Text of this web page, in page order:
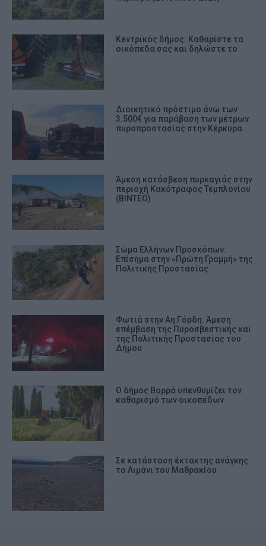
Kεντρικός δήμος: Καθαρίστε τα
οικόπεδα σας και δηλώστε το
Διοικητικό πρόστιμο άνω των
3.500€ για παράβαση των μέτρων
πυροπροστασίας στην Κέρκυρα
Άμεση κατάσβεση πυρκαγιάς στην
περιοχή Κακότραφος Τεμπλονίου
(ΒΙΝΤΕΟ)
Σώμα Ελλήνων Προσκόπων:
Επίσημα στην «Πρώτη Γραμμή» της
Πολιτικής Προστασίας
Φωτιά στην Αη Γόρδη: Άμεση
επέμβαση της Πυροσβεστικής και
της Πολιτικής Προστασίας του
Δήμου
O δήμος Βορρά υπενθυμίζει τον
καθαρισμό των οικοπέδων
Σε κατάσταση έκτακτης ανάγκης
το Λιμάνι του Μαθρακίου